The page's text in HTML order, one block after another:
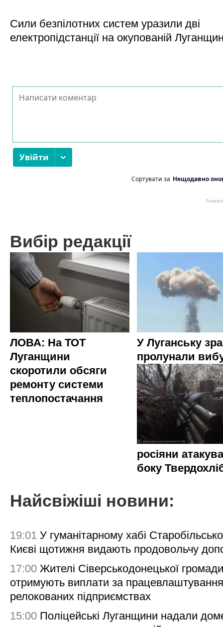
Сили безпілотних систем уразили дві
електропідстанції на окупованій
Вибір редакції
ЛОВА: На ТОТ
Луганщини
скоротили обсяги
ремонту системи
теплопостачання
У Луганську
пролунали
росіяни
боку
Найсвіжіші новини:
19:01 У гуманітарному хабі
Києві щотижня видають продовольчу
17:00 Жителі Сіверськодонецької
отримують виплати за
релокованих підприємствах
15:00 Поліцейські Луганщини надали